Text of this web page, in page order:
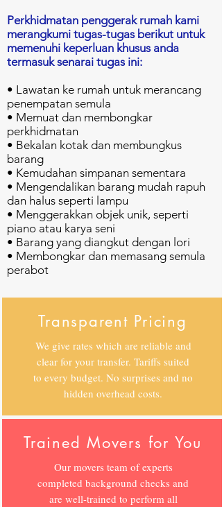
Perkhidmatan penggerak rumah kami
merangkumi tugas-tugas berikut untuk
memenuhi keperluan khusus anda
termasuk senarai tugas ini:
• Lawatan ke rumah untuk merancang
penempatan semula
• Memuat dan membongkar
perkhidmatan
• Bekalan kotak dan membungkus
barang
• Kemudahan simpanan sementara
• Mengendalikan barang mudah rapuh
dan halus seperti lampu
• Menggerakkan objek unik, seperti
piano atau karya seni
• Barang yang diangkut dengan lori
• Membongkar dan memasang semula
perabot
Transparent Pricing
We give rates which are reliable and
clear for your transfer. Tariffs suited
to every budget. No surprises and no
hidden overhead costs.
Trained Movers for You
Our movers team of experts
completed background checks and
are well-trained to perform all